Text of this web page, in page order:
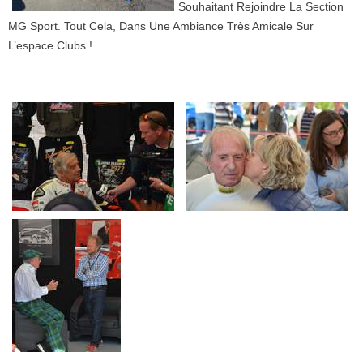
Souhaitant Rejoindre La Section
MG Sport. Tout Cela, Dans Une Ambiance Très Amicale Sur
L’espace Clubs !